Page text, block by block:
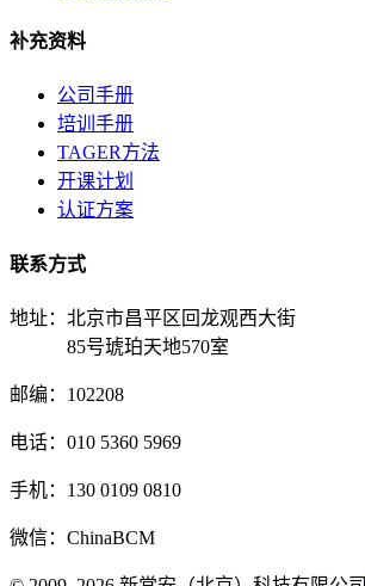
补充资料
公司手册
培训手册
TAGER方法
开课计划
认证方案
联系方式
地址：北京市昌平区回龙观西大街
85号琥珀天地570室
邮编：102208
电话：010 5360 5969
手机：130 0109 0810
微信：ChinaBCM